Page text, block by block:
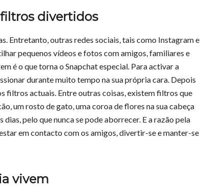
divertidos
Entretanto, outras redes sociais, tais como Instagram e
pequenos vídeos e fotos com amigos, familiares e
é o que torna o Snapchat especial. Para activar a
durante muito tempo na sua própria cara. Depois
filtros actuais. Entre outras coisas, existem filtros que
um rosto de gato, uma coroa de flores na sua cabeça
pelo que nunca se pode aborrecer. E a razão pela
em contacto com os amigos, divertir-se e manter-se
vivem